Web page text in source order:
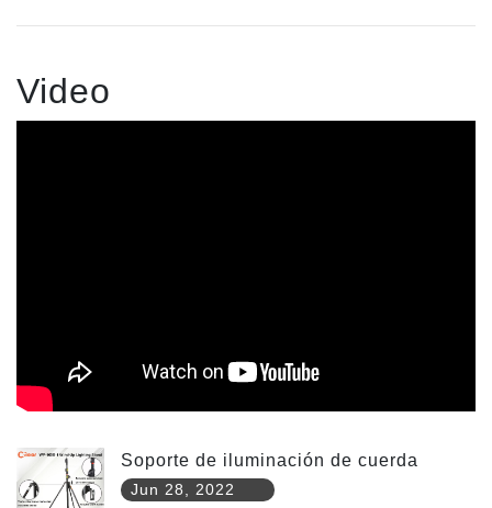
Video
Soporte de iluminación de cuerda
Jun 28, 2022